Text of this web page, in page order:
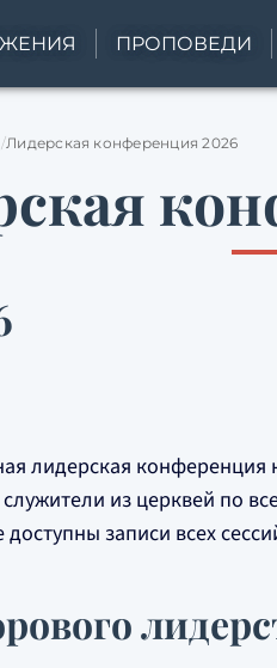
ПРОПОВЕДИ
Лидерская конференция 2026
лидерская конференция
из церквей по
записи всех